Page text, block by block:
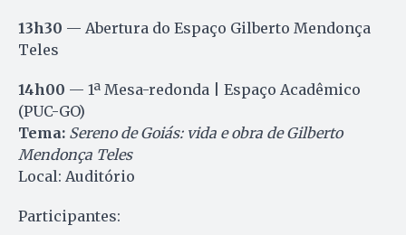
13h30 — Abertura do Espaço Gilberto Mendonça
Teles
14h00 — 1ª Mesa-redonda | Espaço Acadêmico
(PUC-GO)
Tema: Sereno de Goiás: vida e obra de Gilberto
Mendonça Teles
Local: Auditório
Participantes: